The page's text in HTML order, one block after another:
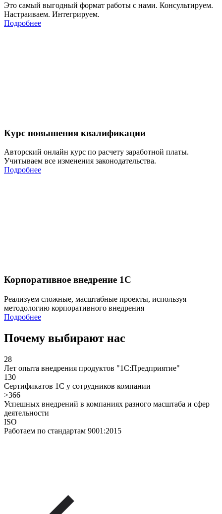
Это самый выгодный формат работы с нами. Консультируем.
Настраиваем. Интегрируем.
Подробнее
Курс повышения квалификации
Авторский онлайн курс по расчету заработной платы.
Учитываем все изменения законодательства.
Подробнее
Корпоративное внедрение 1С
Реализуем сложные, масштабные проекты, используя
методологию корпоративного внедрения
Подробнее
Почему выбирают нас
28
Лет опыта внедрения продуктов "1С:Предприятие"
130
Сертификатов 1С у сотрудников компании
>366
Успешных внедрений в компаниях разного масштаба и сфер
деятельности
ISO
Работаем по стандартам 9001:2015